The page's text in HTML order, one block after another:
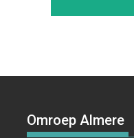
Omroep Almere